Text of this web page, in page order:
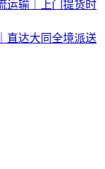
运输｜上门提货时
直达大同全境派送